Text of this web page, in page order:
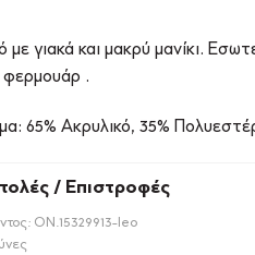
με γιακά και μακρύ μανίκι.
.
65% Ακρυλικό, 35%
/ Επιστροφές
ON.15329913-leo